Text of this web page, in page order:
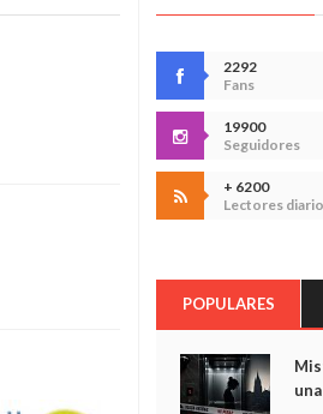
2292
Fans
19900
Seguidores
+ 6200
Lectores
POPULARES